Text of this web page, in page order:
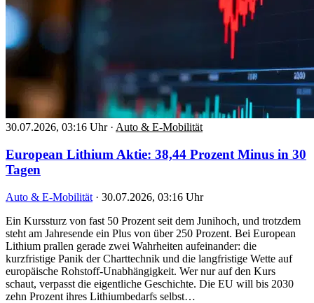
30.07.2026, 03:16 Uhr · Auto & E-Mobilität
European Lithium Aktie: 38,44 Prozent Minus in 30
Tagen
Auto & E-Mobilität · 30.07.2026, 03:16 Uhr
Ein Kurssturz von fast 50 Prozent seit dem Junihoch, und trotzdem
steht am Jahresende ein Plus von über 250 Prozent. Bei European
Lithium prallen gerade zwei Wahrheiten aufeinander: die
kurzfristige Panik der Charttechnik und die langfristige Wette auf
europäische Rohstoff-Unabhängigkeit. Wer nur auf den Kurs
schaut, verpasst die eigentliche Geschichte. Die EU will bis 2030
zehn Prozent ihres Lithiumbedarfs selbst…